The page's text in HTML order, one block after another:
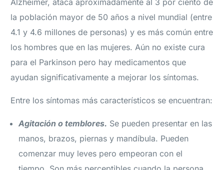
Alzheimer, ataca aproximadamente al 3 por ciento de
la población mayor de 50 años a nivel mundial (entre
4.1 y 4.6 millones de personas) y es más común entre
los hombres que en las mujeres. Aún no existe cura
para el Parkinson pero hay medicamentos que
ayudan significativamente a mejorar los síntomas.
Entre los síntomas más característicos se encuentran:
Agitación o temblores. Se pueden presentar en las
manos, brazos, piernas y mandíbula. Pueden
comenzar muy leves pero empeoran con el